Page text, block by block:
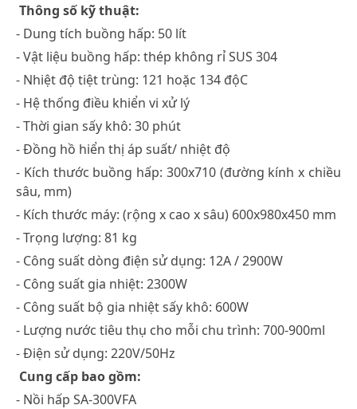
Thông số kỹ thuật:
- Dung tích buồng hấp: 50 lít
- Vật liệu buồng hấp: thép không rỉ SUS 304
- Nhiệt độ tiệt trùng: 121 hoặc 134 độC
- Hệ thống điều khiển vi xử lý
- Thời gian sấy khô: 30 phút
- Đồng hồ hiển thị áp suất/ nhiệt độ
- Kích thước buồng hấp: 300x710 (đường kính x chiều
sâu, mm)
- Kích thước máy: (rộng x cao x sâu) 600x980x450 mm
- Trọng lượng: 81 kg
- Công suất dòng điện sử dụng: 12A / 2900W
- Công suất gia nhiệt: 2300W
- Công suất bộ gia nhiệt sấy khô: 600W
- Lượng nước tiêu thụ cho mỗi chu trình: 700-900ml
- Điện sử dụng: 220V/50Hz
Cung cấp bao gồm:
- Nồi hấp SA-300VFA